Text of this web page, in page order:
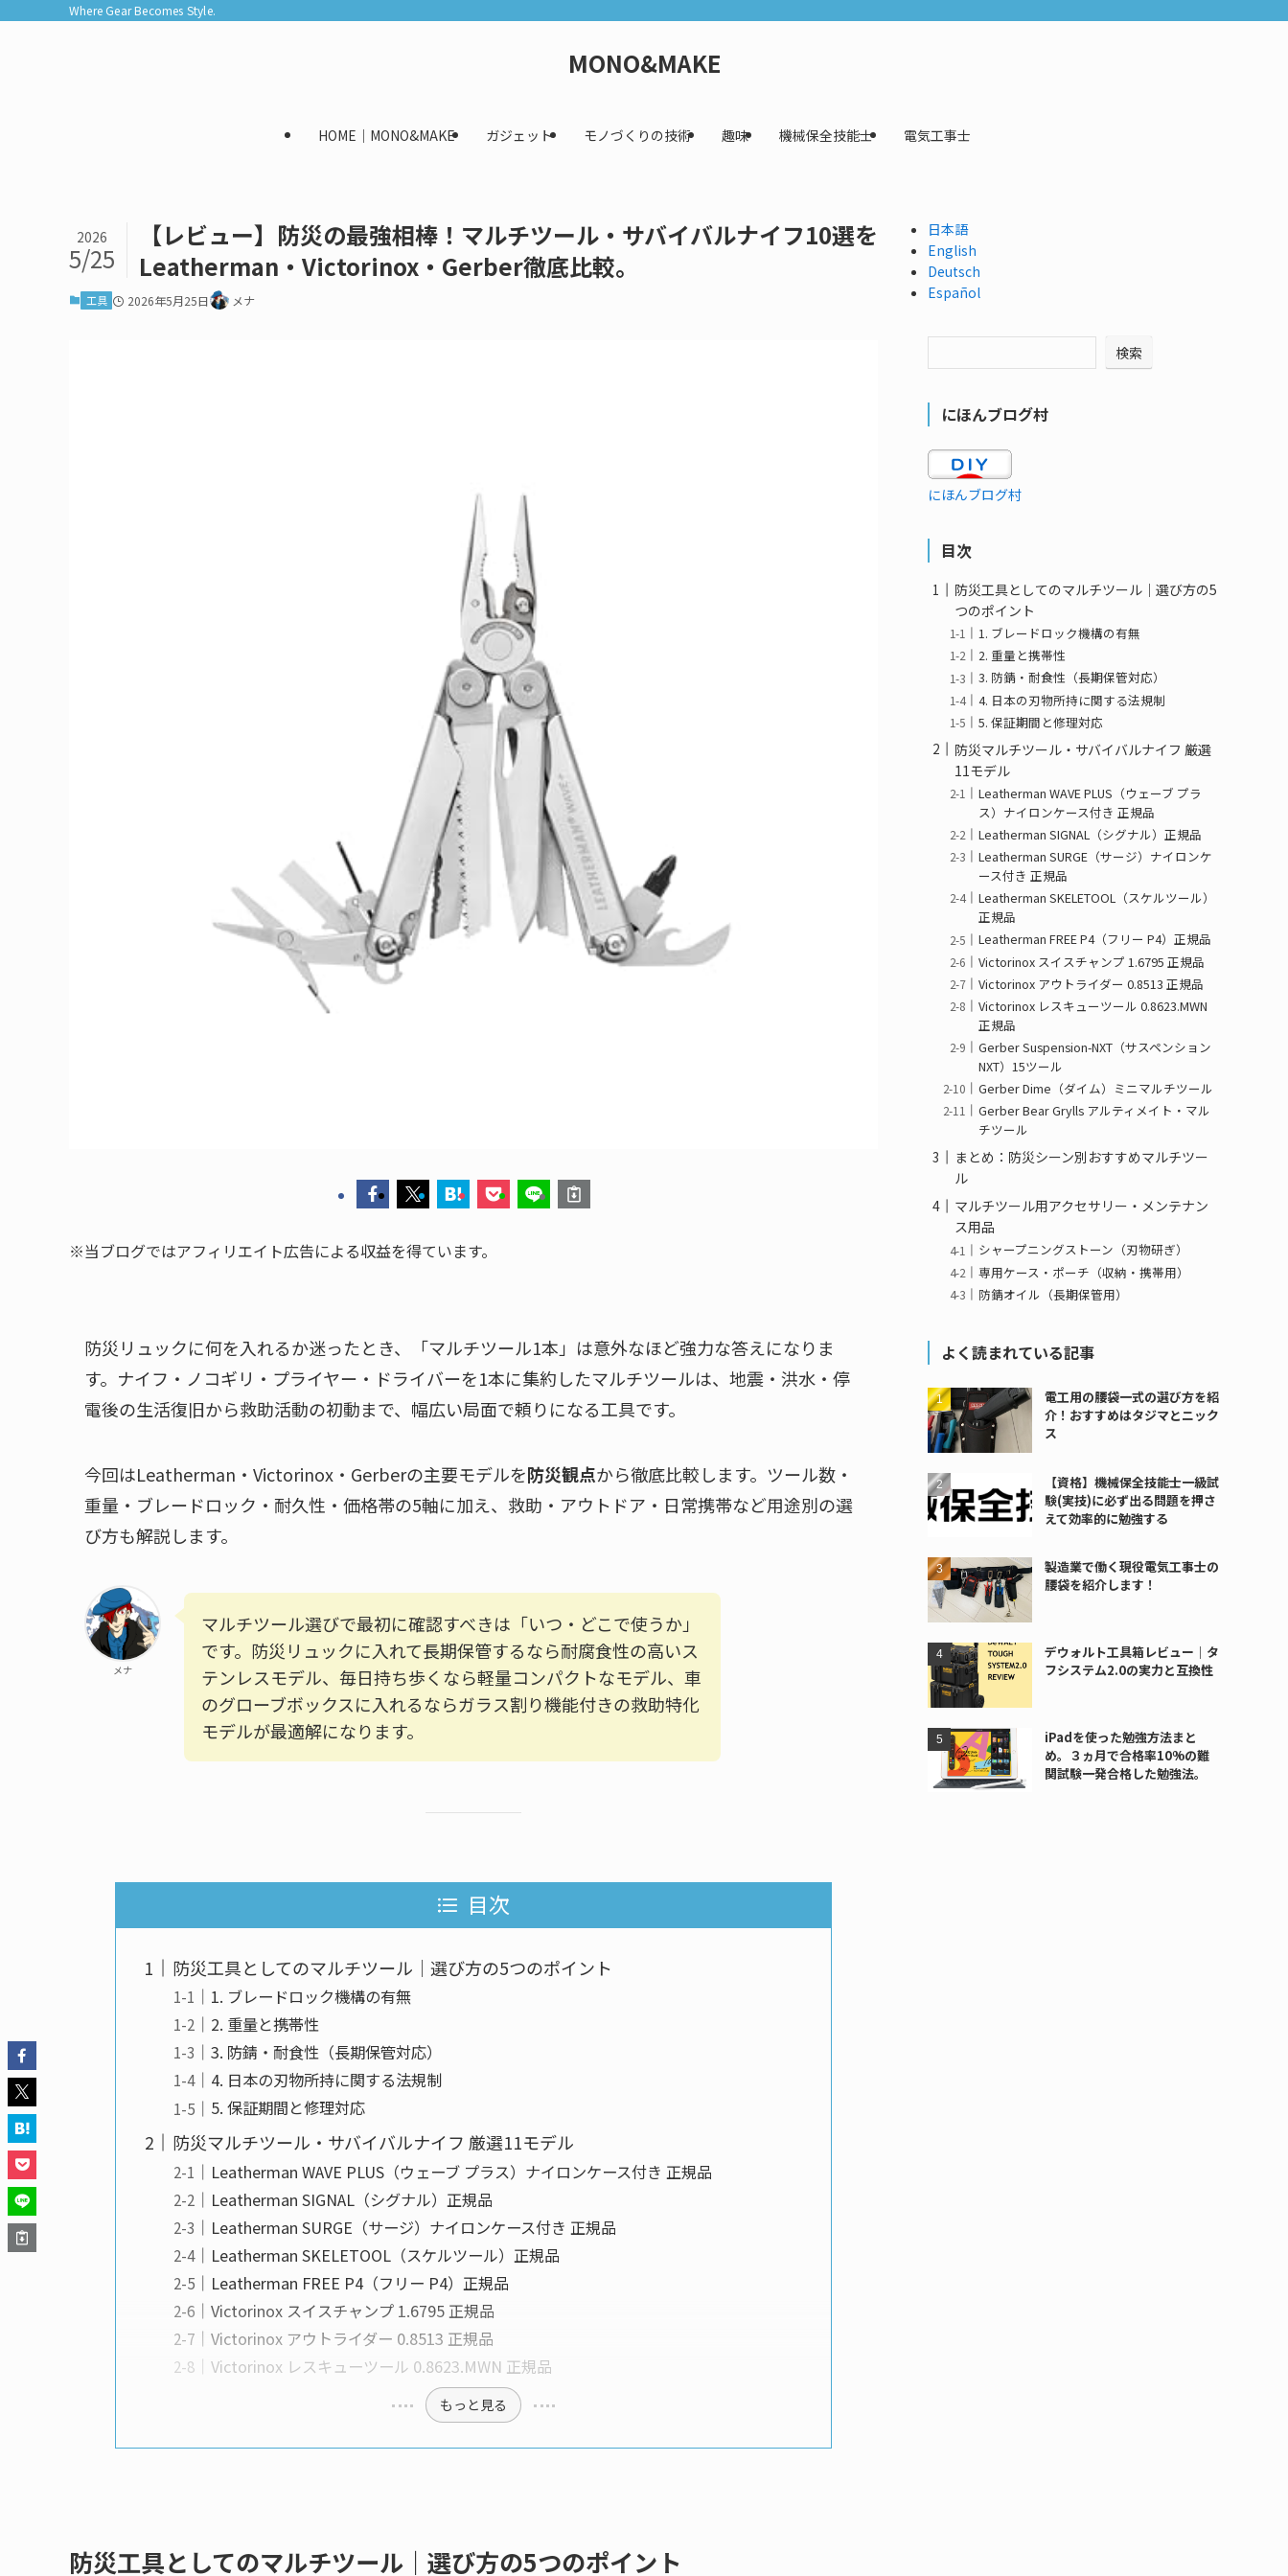
Where Gear Becomes Style.
MONO&MAKE
HOME｜MONO&MAKE ガジェット モノづくりの技術 趣味 機械保全技能士 電気工事士
【レビュー】防災の最強相棒！マルチツール・サバイバルナイフ10選を
Leatherman・Victorinox・Gerber徹底比較。
2026
5/25
工具 2026年5月25日 メナ
※当ブログではアフィリエイト広告による収益を得ています。
防災リュックに何を入れるか迷ったとき、「マルチツール1本」は意外なほど強力な答えになりま
す。ナイフ・ノコギリ・プライヤー・ドライバーを1本に集約したマルチツールは、地震・洪水・停
電後の生活復旧から救助活動の初動まで、幅広い局面で頼りになる工具です。
今回はLeatherman・Victorinox・Gerberの主要モデルを防災観点から徹底比較します。ツール数・
重量・ブレードロック・耐久性・価格帯の5軸に加え、救助・アウトドア・日常携帯など用途別の選
び方も解説します。
メナ
マルチツール選びで最初に確認すべきは「いつ・どこで使うか」
です。防災リュックに入れて長期保管するなら耐腐食性の高いス
テンレスモデル、毎日持ち歩くなら軽量コンパクトなモデル、車
のグローブボックスに入れるならガラス割り機能付きの救助特化
モデルが最適解になります。
目次
防災工具としてのマルチツール｜選び方の5つのポイント
1. ブレードロック機構の有無
2. 重量と携帯性
3. 防錆・耐食性（長期保管対応）
4. 日本の刃物所持に関する法規制
5. 保証期間と修理対応
防災マルチツール・サバイバルナイフ 厳選11モデル
Leatherman WAVE PLUS（ウェーブ プラス）ナイロンケース付き 正規品
Leatherman SIGNAL（シグナル）正規品
Leatherman SURGE（サージ）ナイロンケース付き 正規品
Leatherman SKELETOOL（スケルツール）正規品
Leatherman FREE P4（フリー P4）正規品
Victorinox スイスチャンプ 1.6795 正規品
Victorinox アウトライダー 0.8513 正規品
Victorinox レスキューツール 0.8623.MWN 正規品
もっと見る
防災工具としてのマルチツール｜選び方の5つのポイント
日本語
English
Deutsch
Español
検索
にほんブログ村
にほんブログ村
目次
防災工具としてのマルチツール｜選び方の5
つのポイント
1. ブレードロック機構の有無
2. 重量と携帯性
3. 防錆・耐食性（長期保管対応）
4. 日本の刃物所持に関する法規制
5. 保証期間と修理対応
防災マルチツール・サバイバルナイフ 厳選
11モデル
Leatherman WAVE PLUS（ウェーブ プラ
ス）ナイロンケース付き 正規品
Leatherman SIGNAL（シグナル）正規品
Leatherman SURGE（サージ）ナイロンケ
ース付き 正規品
Leatherman SKELETOOL（スケルツール）
正規品
Leatherman FREE P4（フリー P4）正規品
Victorinox スイスチャンプ 1.6795 正規品
Victorinox アウトライダー 0.8513 正規品
Victorinox レスキューツール 0.8623.MWN
正規品
Gerber Suspension-NXT（サスペンション
NXT）15ツール
Gerber Dime（ダイム）ミニマルチツール
Gerber Bear Grylls アルティメイト・マル
チツール
まとめ：防災シーン別おすすめマルチツー
ル
マルチツール用アクセサリー・メンテナン
ス用品
シャープニングストーン（刃物研ぎ）
専用ケース・ポーチ（収納・携帯用）
防錆オイル（長期保管用）
よく読まれている記事
電工用の腰袋一式の選び方を紹
介！おすすめはタジマとニック
ス
【資格】機械保全技能士一級試
験(実技)に必ず出る問題を押さ
えて効率的に勉強する
製造業で働く現役電気工事士の
腰袋を紹介します！
デウォルト工具箱レビュー｜タ
フシステム2.0の実力と互換性
iPadを使った勉強方法まと
め。３ヵ月で合格率10%の難
関試験一発合格した勉強法。